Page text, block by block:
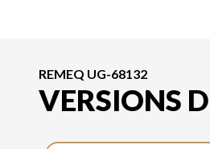
REMEQ UG-68132
VERSIONS